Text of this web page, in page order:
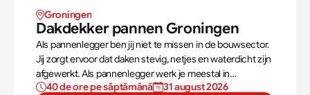
Groningen
Dakdekker pannen Groningen
Als pannenlegger ben jij niet te missen in de bouwsector.
Jij zorgt ervoor dat daken stevig, netjes en waterdicht zijn
afgewerkt. Als pannenlegger werk je meestal in
teamverband en varieert het werk tussen compleet
40 de ore pe săptămână
31 august 2026